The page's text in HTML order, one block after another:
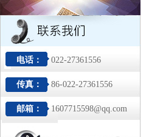
电话： 022-27361556
传真： 86-022-27361556
邮箱： 1607715598@qq.com